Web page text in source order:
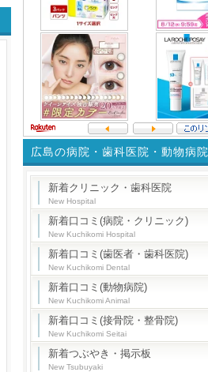
広島の病院・歯科医院・動物病院
新着クリニック・歯科医院
New Hospital
新着口コミ(病院・クリニック)
New Kuchikomi Hospital
新着口コミ(歯医者・歯科医院)
New Kuchikomi Dental
新着口コミ(動物病院)
New Kuchikomi Animal
新着口コミ(接骨院・整骨院)
New Kuchikomi Seitai
新着つぶやき・掲示板
New Tsubuyaki